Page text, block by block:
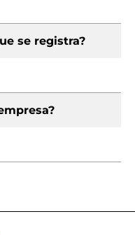
se registra?